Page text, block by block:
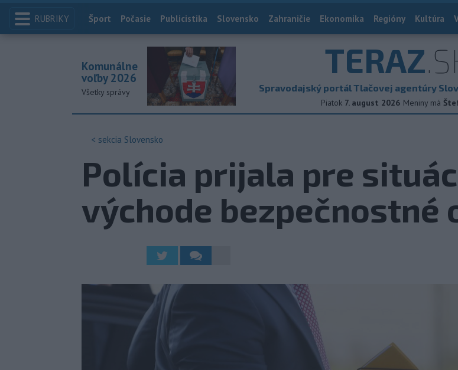
RUBRIKY Index
Šport Počasie Publicistika Slovensko Zahraničie Ekonomika Regióny Kultúra
TERAZ
Spravodajský portál Tlačovej agentúry
Piatok 7. august 2026 Meniny má
Komunálne
voľby 2026
Všetky správy
< sekcia Slovensko
Polícia prijala pre
východe bezpečnostné